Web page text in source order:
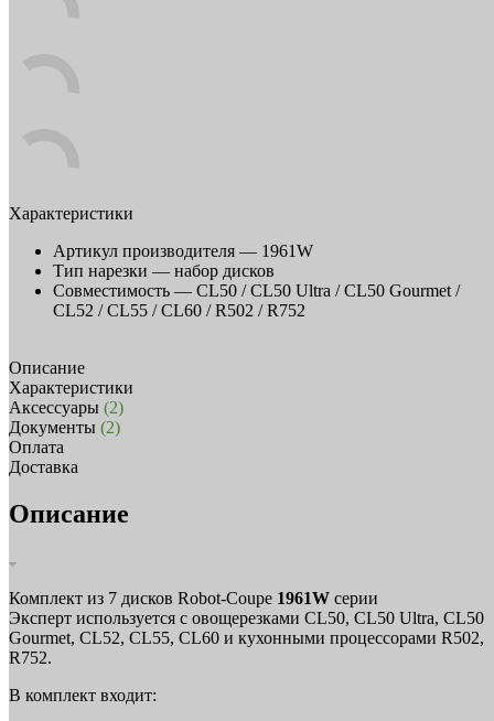
Характеристики
Артикул производителя — 1961W
Тип нарезки — набор дисков
Совместимость — CL50 / CL50 Ultra / CL50 Gourmet /
CL52 / CL55 / CL60 / R502 / R752
Описание
Характеристики
Аксессуары (2)
Документы (2)
Оплата
Доставка
Описание
Комплект из 7 дисков Robot-Coupe 1961W серии
Эксперт используется с овощерезками CL50, CL50 Ultra, CL50
Gourmet, CL52, CL55, CL60 и кухонными процессорами R502,
R752.
В комплект входит: